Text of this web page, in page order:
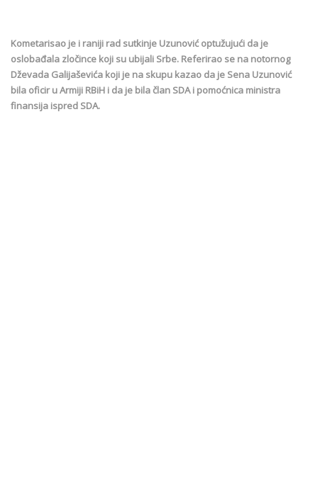
Kometarisao je i raniji rad sutkinje Uzunović optužujući da je
oslobađala zločince koji su ubijali Srbe. Referirao se na notornog
Dževada Galijaševića koji je na skupu kazao da je Sena Uzunović
bila oficir u Armiji RBiH i da je bila član SDA i pomoćnica ministra
finansija ispred SDA.